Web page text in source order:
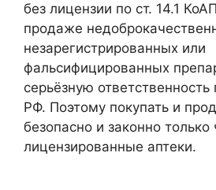
без лицензии по ст. 14.1
продаже
незарегистрированных или
фальсифицированных
серьёзную ответственность
РФ. Поэтому покупать и
безопасно и законно только
лицензированные аптеки.